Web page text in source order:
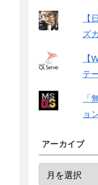
【
ズ
【
テ
「
ョ
アーカイブ